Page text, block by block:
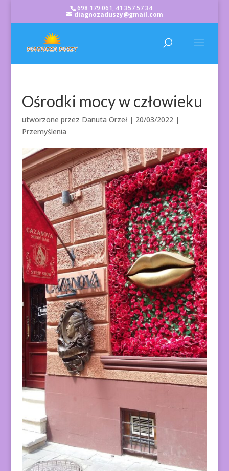
698 179 061, 41 357 57 34
diagnozaduszy@gmail.com
Ośrodki mocy w człowieku
utworzone przez Danuta Orzeł| 20/03/2022|
Przemyślenia